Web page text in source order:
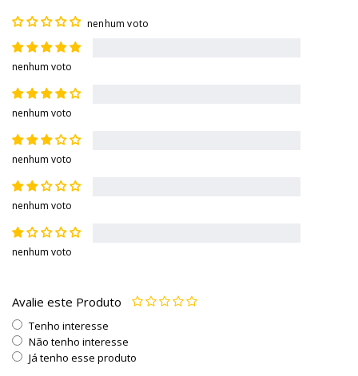
nenhum voto
nenhum voto
nenhum voto
nenhum voto
nenhum voto
nenhum voto
Avalie este Produto
Tenho interesse
Não tenho interesse
Já tenho esse produto